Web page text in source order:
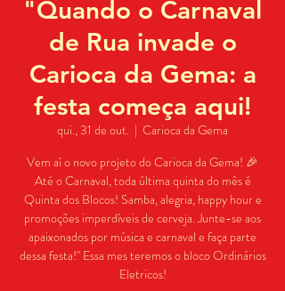
"Quando o Carnaval
de Rua invade o
Carioca da Gema: a
festa começa aqui!
qui., 31 de out.
  |
Carioca da Gema
Vem aí o novo projeto do Carioca da Gema! 🎉
Até o Carnaval, toda última quinta do mês é
Quinta dos Blocos! Samba, alegria, happy hour e
promoções imperdíveis de cerveja. Junte-se aos
apaixonados por música e carnaval e faça parte
dessa festa!" Essa mes teremos o bloco Ordinários
Eletricos!